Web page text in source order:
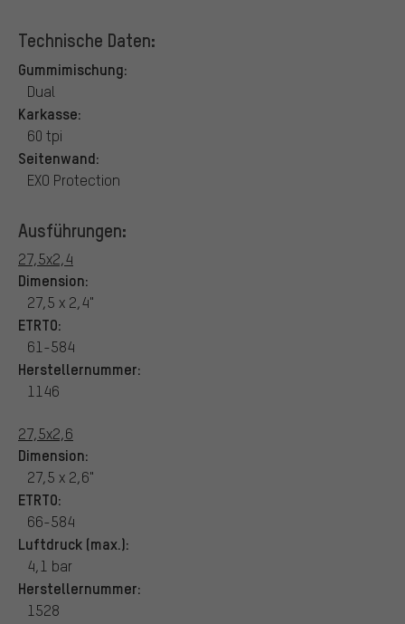
Technische Daten:
Gummimischung:
Dual
Karkasse:
60 tpi
Seitenwand:
EXO Protection
Ausführungen:
27,5x2,4
Dimension:
27,5 x 2,4"
ETRTO:
61-584
Herstellernummer:
1146
27,5x2,6
Dimension:
27,5 x 2,6"
ETRTO:
66-584
Luftdruck (max.):
4,1 bar
Herstellernummer:
1528